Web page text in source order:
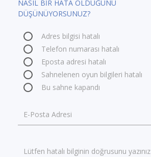
NASIL BİR HATA OLDUĞUNU
DÜŞÜNÜYORSUNUZ?
Adres bilgisi hatalı
Telefon numarası hatalı
Eposta adresi hatalı
Sahnelenen oyun bilgileri hatalı
Bu sahne kapandı
E-Posta Adresi
Lütfen hatalı bilginin doğrusunu yazınız